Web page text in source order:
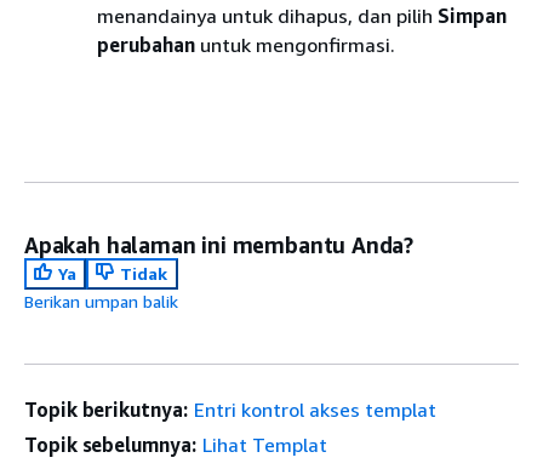
menandainya untuk dihapus, dan pilih Simpan
perubahan untuk mengonfirmasi.
Apakah halaman ini membantu Anda?
Ya
Tidak
Berikan umpan balik
Topik berikutnya: Entri kontrol akses templat
Topik sebelumnya: Lihat Templat